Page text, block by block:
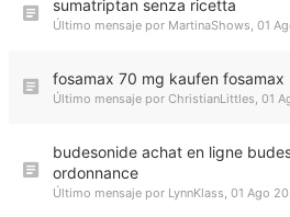
sumatriptan senza ricetta
Último mensaje por MartinaShows, 01
fosamax 70 mg kaufen
Último mensaje por ChristianLittles, 01
budesonide achat en ligne
ordonnance
Último mensaje por LynnKlass, 01 Ago